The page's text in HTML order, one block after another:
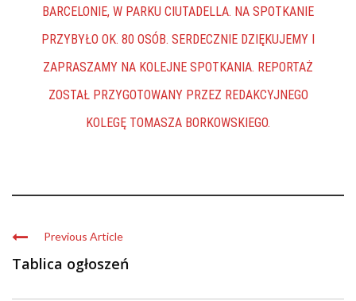
BARCELONIE, W PARKU CIUTADELLA. NA SPOTKANIE
PRZYBYŁO OK. 80 OSÓB. SERDECZNIE DZIĘKUJEMY I
ZAPRASZAMY NA KOLEJNE SPOTKANIA. REPORTAŻ
ZOSTAŁ PRZYGOTOWANY PRZEZ REDAKCYJNEGO
KOLEGĘ TOMASZA BORKOWSKIEGO.
Previous Article
Tablica ogłoszeń